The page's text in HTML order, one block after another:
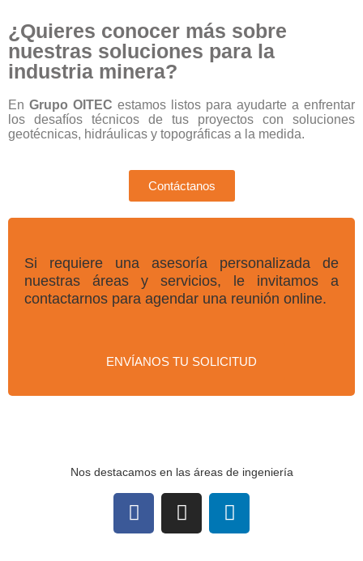
¿Quieres conocer más sobre
nuestras soluciones para la
industria minera?
En Grupo OITEC estamos listos para ayudarte a enfrentar
los desafíos técnicos de tus proyectos con soluciones
geotécnicas, hidráulicas y topográficas a la medida.
Contáctanos
Si requiere una asesoría personalizada de
nuestras áreas y servicios, le invitamos a
contactarnos para agendar una reunión online.
ENVÍANOS TU SOLICITUD
Nos destacamos en las áreas de ingeniería